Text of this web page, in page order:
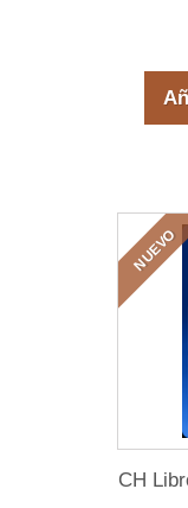
NUEVO
CH